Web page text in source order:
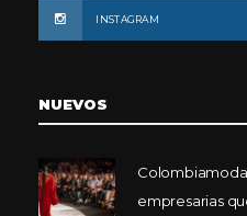
INSTAGRAM
NUEVOS
Colombiamoda
empresarias